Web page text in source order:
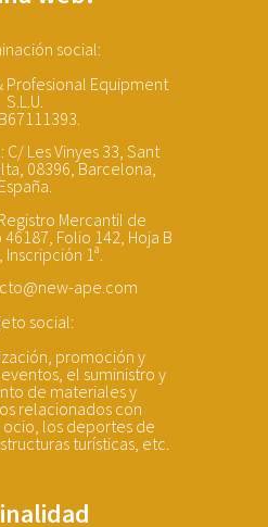
social:
Profesional Equipment
S.L.U.
Les Vinyes 33, Sant
08396, Barcelona,
España.
Mercantil de
Folio 142, Hoja B
1ª.
ape.com
social:
promoción y
el suministro y
de materiales y
relacionados con
los deportes de
turísticas, etc.